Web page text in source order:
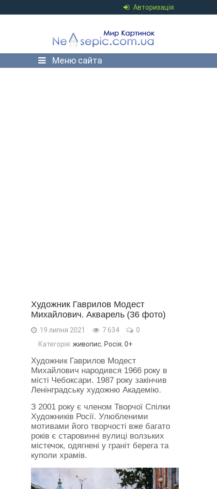
Авторизація
Меню сайта
Художник Гаврилов Модест
Михайлович. Акварель (36 фото)
19 липня 2021 7 634
0
Категорія: живопис, Росія, 0+
Художник Гаврилов Модест
Михайлович народився 1966 року в
місті Чебоксари. 1987 року закінчив
Ленінградську художню Академію.
З 2001 року є членом Творчої Спілки
Художників Росії. Улюбленими
мотивами його творчості вже багато
років є старовинні вулиці волзьких
містечок, одягнені у граніт берега та
куполи храмів.